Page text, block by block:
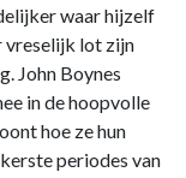
waar hijzelf
vreselijk lot zijn
John Boynes
in de hoopvolle
hoe ze hun
periodes van